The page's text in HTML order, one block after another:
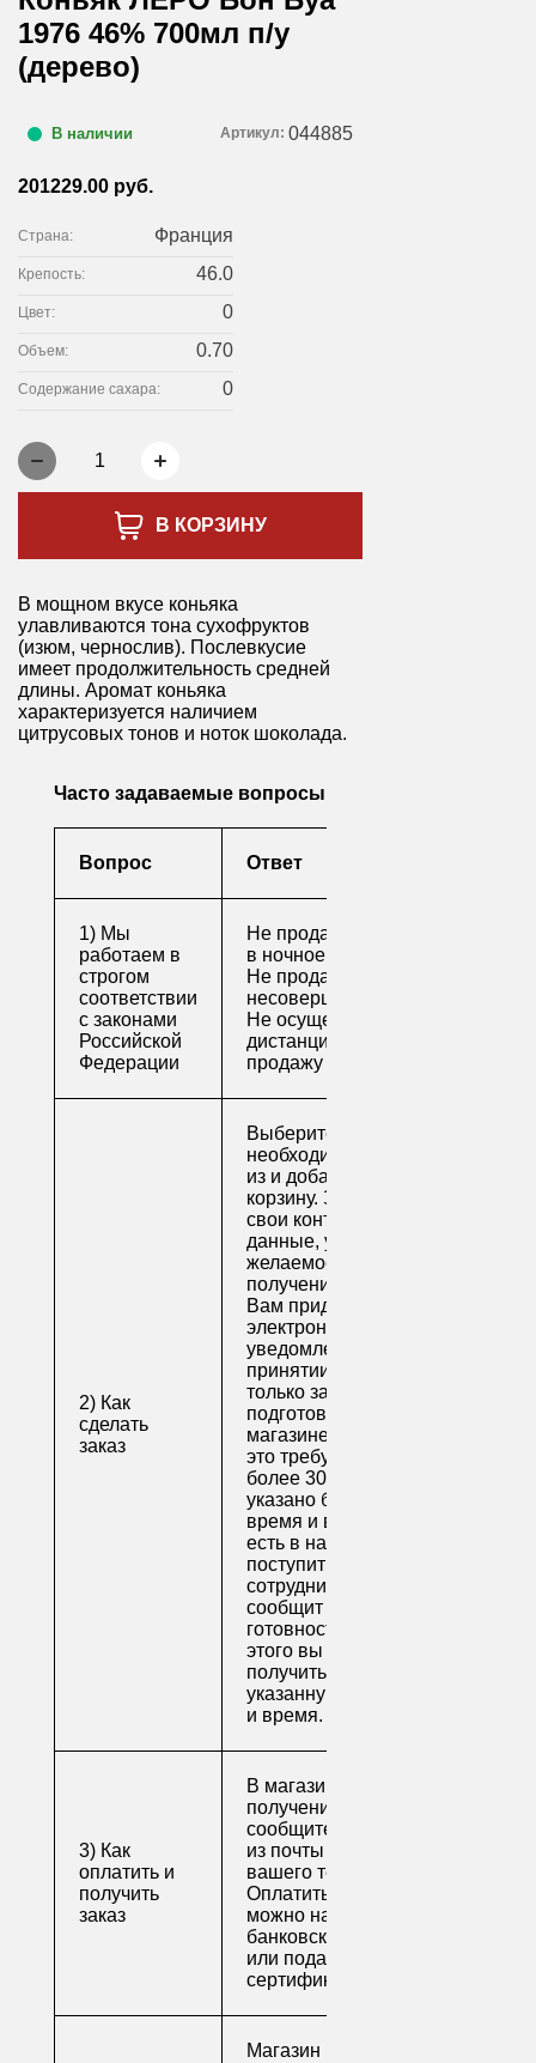
1976 46% 700мл п/у
(дерево)
В наличии Артикул: 044885
201229.00 руб.
Страна: Франция
Крепость: 46.0
Цвет: 0
Объем: 0.70
Содержание сахара: 0
1
В КОРЗИНУ
В мощном вкусе коньяка
улавливаются тона сухофруктов
(изюм, чернослив). Послевкусие
имеет продолжительность средней
длины. Аромат коньяка
характеризуется наличием
цитрусовых тонов и ноток шоколада.
Часто задаваемые вопросы
Вопрос Ответ
1) Мы
работаем в
строгом
соответствии
с законами
Российской
Федерации
Не продаем алкоголь
в ночное время
Не продаем алкоголь
несовершеннолетним
Не осуществляем
дистанционную
продажу
2) Как
сделать
заказ
Выберите
необходимые товары
из и добавьте их в
корзину. Заполните
свои контактные
данные, укажите
желаемое время
получения заказа.
Вам придет по
электронной почте
уведомление о
принятии заказа. Как
только заказ
подготовят в
магазине (обычно на
это требуется не
более 30 минут, если
указано ближайшее
время и весь товар
есть в наличии), вам
поступит письмо от
сотрудника, который
сообщит о
готовности. После
этого вы можете
получить свой заказ в
указанную вами дату
и время.
3) Как
оплатить и
получить
заказ
В магазине для
получения заказа
сообщите его номер
из почты или номер
вашего телефона.
Оплатить заказ
можно наличными,
банковской картой
или подарочным
сертификатом.
Магазин напитков